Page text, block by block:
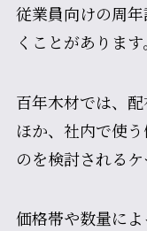
従業員向けの周
くことがあります。
百年木材では、
ほか、社内で使
のを検討されるケ
価格帯や数量に